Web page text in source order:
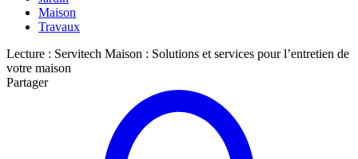
Maison
Travaux
Lecture : Servitech Maison : Solutions et services pour l’entretien de
votre maison
Partager